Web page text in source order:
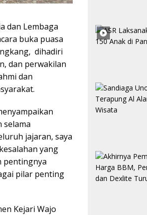
dan Lembaga
buka puasa
dihadiri
dan perwakilan
dan
selama
jajaran, saya
yang
pentingnya
pilar penting
Kejari Wajo